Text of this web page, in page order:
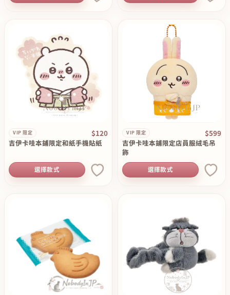
VIP 限定 $120
吉伊卡哇本鋪限定和紙手機貼紙
選擇款式
VIP 限定 $599
吉伊卡哇本鋪限定店員服絨毛吊
飾
選擇款式